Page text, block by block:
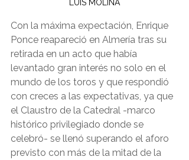
LUIS MOLINA
Con la máxima expectación, Enrique
Ponce reapareció en Almería tras su
retirada en un acto que había
levantado gran interés no solo en el
mundo de los toros y que respondió
con creces a las expectativas, ya que
el Claustro de la Catedral -marco
histórico privilegiado donde se
celebró- se llenó superando el aforo
previsto con más de la mitad de la